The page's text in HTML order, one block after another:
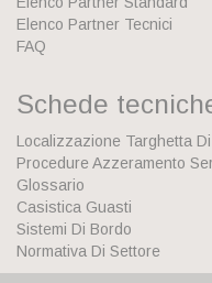
Elenco Partner Tecnici
FAQ
Schede
Localizzazione Targhetta
Procedure Azzeramento
Glossario
Casistica Guasti
Sistemi Di Bordo
Normativa Di Settore